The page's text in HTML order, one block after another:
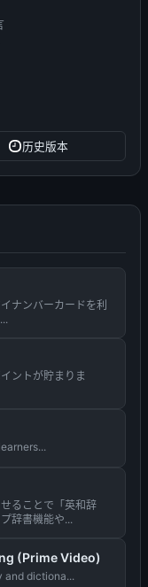
历史版本
ナンバーカードを利
ントが貯まりま
ることで「英和辞
辞書機能や...
(Prime Video)
and dictiona...